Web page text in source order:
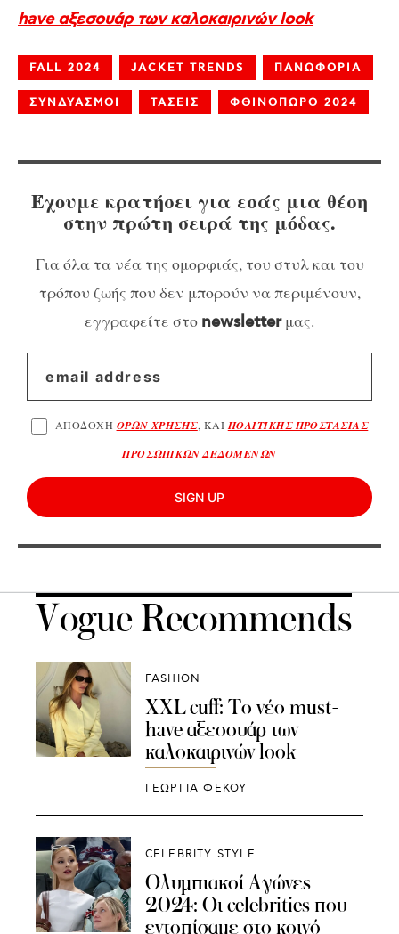
have αξεσουάρ των καλοκαιρινών look
FALL 2024 JACKET TRENDS ΠΑΝΩΦΟΡΙΑ
ΣΥΝΔΥΑΣΜΟΙ ΤΑΣΕΙΣ ΦΘΙΝΟΠΩΡΟ 2024
Έχουμε κρατήσει για εσάς μια θέση
στην πρώτη σειρά της μόδας.
Για όλα τα νέα της ομορφιάς, του στυλ και του
τρόπου ζωής που δεν μπορούν να περιμένουν,
εγγραφείτε στο newsletterμας.
ΑΠΟΔΟΧΗ ΟΡΩΝ ΧΡΗΣΗΣ, ΚΑΙΠΟΛΙΤΙΚΗΣ ΠΡΟΣΤΑΣΙΑΣ
ΠΡΟΣΩΠΙΚΩΝ ΔΕΔΟΜΕΝΩΝ
SIGN UP
Vogue Recommends
FASHION
XXL cuff: To νέο must-
have αξεσουάρ των
καλοκαιρινών look
ΓΕΩΡΓΙΑ ΦΕΚΟΥ
CELEBRITY STYLE
Ολυμπιακοί Αγώνες
2024: Οι celebrities που
εντοπίσαμε στο κοινό